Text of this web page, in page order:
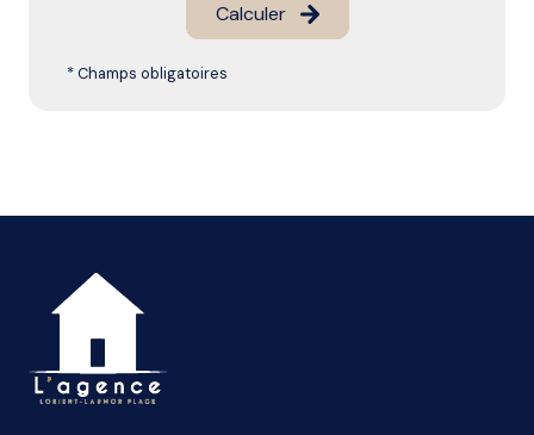
Calculer
* Champs obligatoires